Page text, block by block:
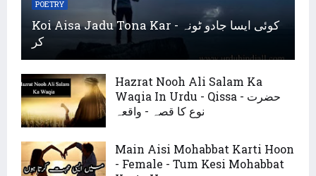
POETRY
Koi Aisa Jadu Tona Kar - کوئی ایسا جادو ٹونہ
کر
Hazrat Nooh Ali Salam Ka
Waqia In Urdu - Qissa - حضرت
نوع کا قصہ - واقعہ
Main Aisi Mohabbat Karti Hoon
- Female - Tum Kesi Mohabbat